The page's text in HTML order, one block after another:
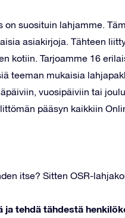
on suosituin lahjamme.
asiakirjoja. Tähteen
kotiin. Tarjoamme 16
teeman mukaisia
vuosipäiviin tai
pääsyn kaikkiin
itse? Sitten OSR-
ja tehdä tähdestä